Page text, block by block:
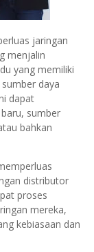
jaringan
menjalin
yang memiliki
daya
dapat
sumber
bahkan
distributor
proses
mereka,
kebiasaan dan